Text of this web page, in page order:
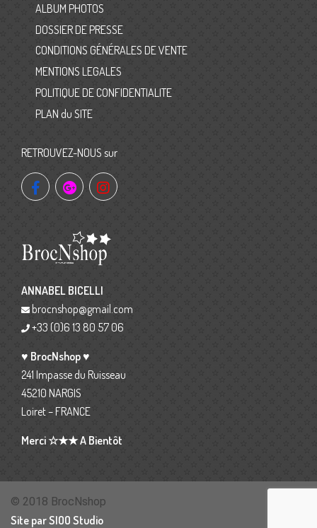
ALBUM PHOTOS
DOSSIER DE PRESSE
CONDITIONS GÉNÉRALES DE VENTE
MENTIONS LEGALES
POLITIQUE DE CONFIDENTIALITE
PLAN du SITE
RETROUVEZ-NOUS sur
ANNABEL BICELLI
brocnshop@gmail.com
+33 (0)6 13 80 57 06
♥ BrocNshop ♥
241 Impasse du Ruisseau
45210 NARGIS
Loiret – FRANCE
Merci ☆★★ A Bientôt
© 2018 BrocNshop
Site par SIOO Studio